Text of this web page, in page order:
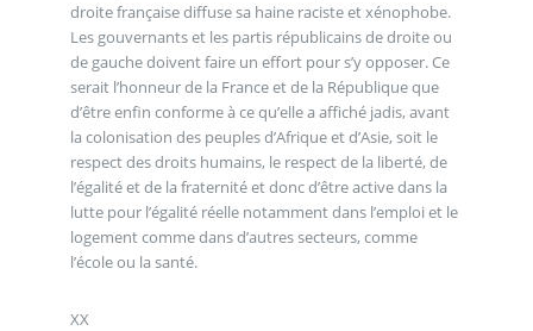
droite française diffuse sa haine raciste et xénophobe.
Les gouvernants et les partis républicains de droite ou
de gauche doivent faire un effort pour s’y opposer. Ce
serait l’honneur de la France et de la République que
d’être enfin conforme à ce qu’elle a affiché jadis, avant
la colonisation des peuples d’Afrique et d’Asie, soit le
respect des droits humains, le respect de la liberté, de
l’égalité et de la fraternité et donc d’être active dans la
lutte pour l’égalité réelle notamment dans l’emploi et le
logement comme dans d’autres secteurs, comme
l’école ou la santé.
XX